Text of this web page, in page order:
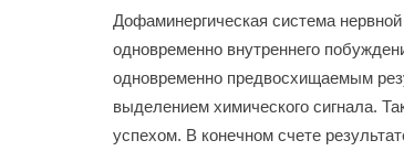
Дофаминергическая система
одновременно внутреннего
одновременно предвосхищаемым
выделением химического сигнала.
успехом. В конечном счете